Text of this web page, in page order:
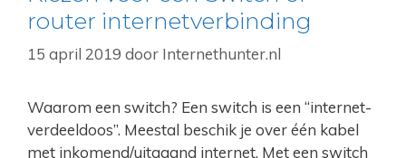
router internetverbinding
15 april 2019 door Internethunter.nl
Waarom een switch? Een switch is een “internet-
verdeeldoos”. Meestal beschik je over één kabel
met inkomend/uitgaand internet. Met een switch